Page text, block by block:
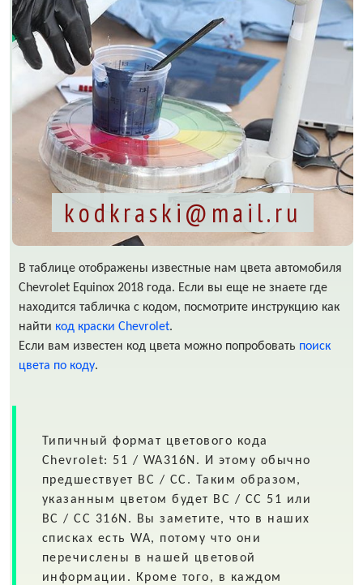
kodkraski@mail.ru
В таблице отображены известные нам цвета автомобиля
Chevrolet Equinox 2018 года. Если вы еще не знаете где
находится табличка с кодом, посмотрите инструкцию как
найти код краски Chevrolet.
Если вам известен код цвета можно попробовать поиск
цвета по коду.
Типичный формат цветового кода
Chevrolet: 51 / WA316N. И этому обычно
предшествует BC / CC. Таким образом,
указанным цветом будет BC / CC 51 или
BC / CC 316N. Вы заметите, что в наших
списках есть WA, потому что они
перечислены в нашей цветовой
информации. Кроме того, в каждом